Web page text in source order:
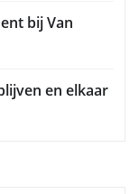
bij Van
en elkaar